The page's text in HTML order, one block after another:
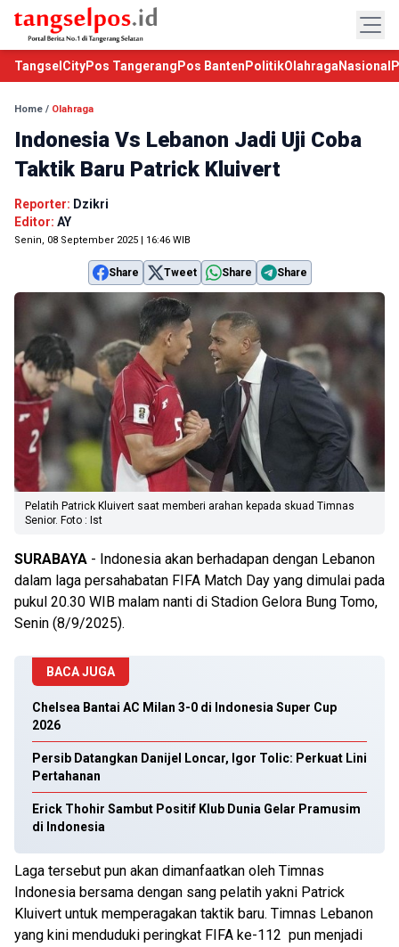
TangselCityPos Tangerang Pos Banten PolitikOlahraga Nasional
Home / Olahraga
Indonesia Vs Lebanon Jadi Uji Coba
Taktik Baru Patrick Kluivert
Reporter: Dzikri
Editor: AY
Senin, 08 September 2025 | 16:46 WIB
Share Tweet Share Share
Pelatih Patrick Kluivert saat memberi arahan kepada skuad Timnas
Senior. Foto : Ist
SURABAYA - Indonesia akan berhadapan dengan Lebanon
dalam laga persahabatan FIFA Match Day yang dimulai pada
pukul 20.30 WIB malam nanti di Stadion Gelora Bung Tomo,
Senin (8/9/2025).
BACA JUGA
Chelsea Bantai AC Milan 3-0 di Indonesia Super Cup
2026
Persib Datangkan Danijel Loncar, Igor Tolic: Perkuat Lini
Pertahanan
Erick Thohir Sambut Positif Klub Dunia Gelar Pramusim
di Indonesia
Laga tersebut pun akan dimanfaatkan oleh Timnas
Indonesia bersama dengan sang pelatih yakni Patrick
Kluivert untuk memperagakan taktik baru. Timnas Lebanon
yang kini menduduki peringkat FIFA ke-112 pun menjadi